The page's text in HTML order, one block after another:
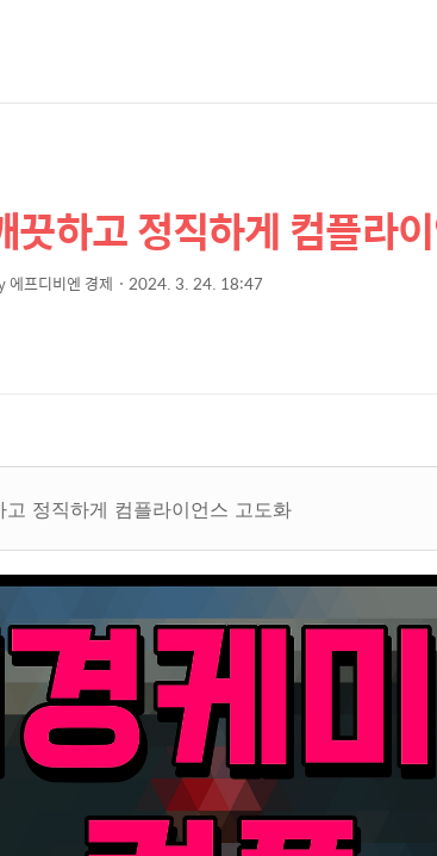
끗하고 정직하게 컴플라
에프디비엔 경제 2024. 3. 24. 18:47
고 정직하게 컴플라이언스 고도화